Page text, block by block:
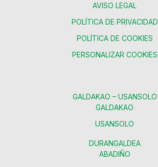
AVISO LEGAL
POLÍTICA DE PRIVACIDAD
POLÍTICA DE COOKIES
PERSONALIZAR COOKIES
GALDAKAO – USANSOLO
GALDAKAO
USANSOLO
DURANGALDEA
ABADIÑO